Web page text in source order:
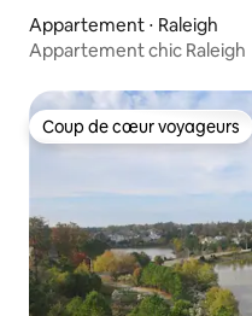
Appartement ⋅ Raleigh
Appartement chic Raleigh
Coup de cœur voyageurs
Coup de cœur voyageurs